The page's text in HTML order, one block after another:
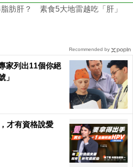
肪肝？ 素食5大地雷越吃「肝」
家列出11個你絕
」
才有資格說愛
Recommended by